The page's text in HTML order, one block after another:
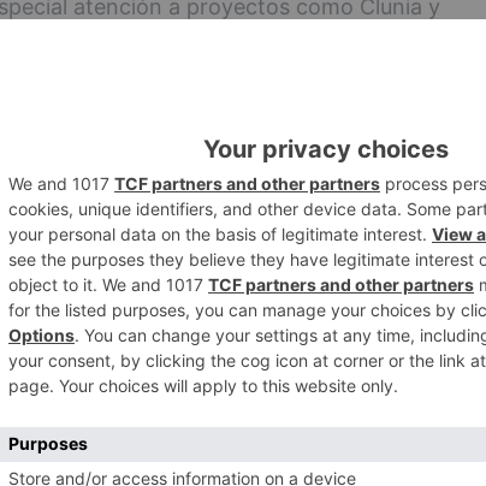
atención a proyectos como Clunia y
de la Junta de Castilla y León y el Gobierno
ha recordado el Convenio de Goteras, dotado
una convocatoria de patrimonio que alcanza
durante el mandato, así como más de 786
sacro en los últimos 20 años.
ha señalado que los grandes eventos
destacado, mencionando el Cross de
a Burgos y el calendario deportivo provincial,
para el Deporte y la Juventud.
ha anunciado que el Festival Romano de